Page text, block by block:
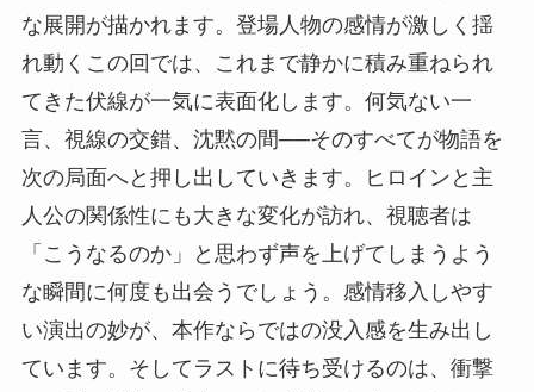
な展開が描かれます。登場人物の感情が激しく揺
れ動くこの回では、これまで静かに積み重ねられ
てきた伏線が一気に表面化します。何気ない一
言、視線の交錯、沈黙の間──そのすべてが物語を
次の局面へと押し出していきます。ヒロインと主
人公の関係性にも大きな変化が訪れ、視聴者は
「こうなるのか」と思わず声を上げてしまうよう
な瞬間に何度も出会うでしょう。感情移入しやす
い演出の妙が、本作ならではの没入感を生み出し
ています。そしてラストに待ち受けるのは、衝撃